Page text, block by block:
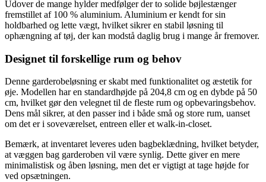
Udover de mange hylder medfølger der to solide bøjlestænger
fremstillet af 100 % aluminium. Aluminium er kendt for sin
holdbarhed og lette vægt, hvilket sikrer en stabil løsning til
ophængning af tøj, der kan modstå daglig brug i mange år fremover.
Designet til forskellige rum og behov
Denne garderobeløsning er skabt med funktionalitet og æstetik for
øje. Modellen har en standardhøjde på 204,8 cm og en dybde på 50
cm, hvilket gør den velegnet til de fleste rum og opbevaringsbehov.
Dens mål sikrer, at den passer ind i både små og store rum, uanset
om det er i soveværelset, entreen eller et walk-in-closet.
Bemærk, at inventaret leveres uden bagbeklædning, hvilket betyder,
at væggen bag garderoben vil være synlig. Dette giver en mere
minimalistisk og åben løsning, men det er vigtigt at tage højde for
ved opsætningen.